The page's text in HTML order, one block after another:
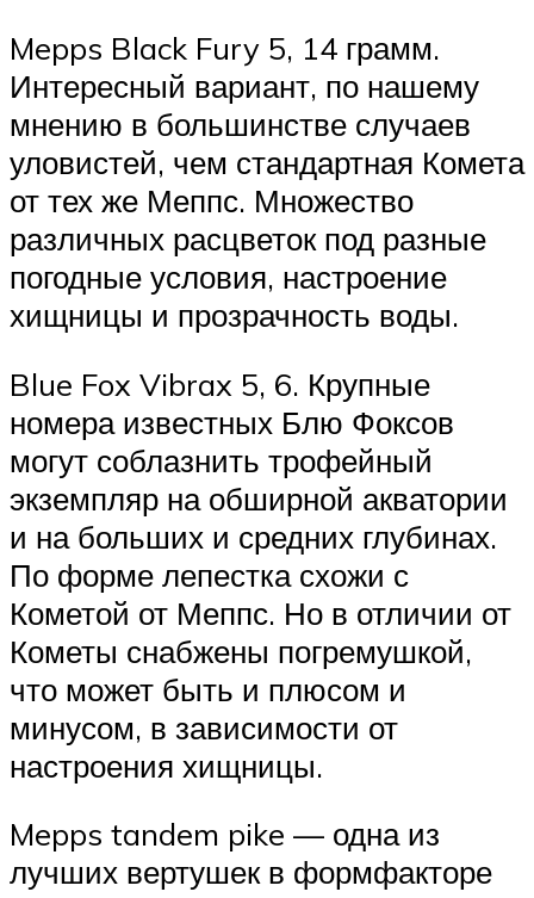
Mepps Black Fury 5, 14 грамм.
Интересный вариант, по нашему
мнению в большинстве случаев
уловистей, чем стандартная Комета
от тех же Меппс. Множество
различных расцветок под разные
погодные условия, настроение
хищницы и прозрачность воды.
Blue Fox Vibrax 5, 6. Крупные
номера известных Блю Фоксов
могут соблазнить трофейный
экземпляр на обширной акватории
и на больших и средних глубинах.
По форме лепестка схожи с
Кометой от Меппс. Но в отличии от
Кометы снабжены погремушкой,
что может быть и плюсом и
минусом, в зависимости от
настроения хищницы.
Mepps tandem pike — одна из
лучших вертушек в формфакторе